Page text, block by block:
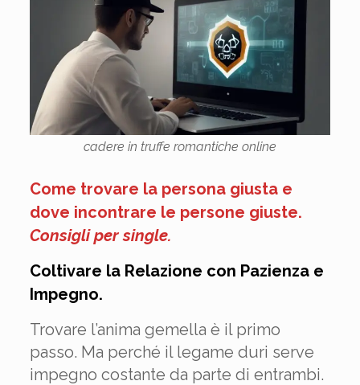
cadere in truffe romantiche online
Come trovare la persona giusta e
dove incontrare le persone giuste.
Consigli per single.
Coltivare la Relazione con Pazienza e
Impegno.
Trovare l’anima gemella è il primo
passo. Ma perché il legame duri serve
impegno costante da parte di entrambi.